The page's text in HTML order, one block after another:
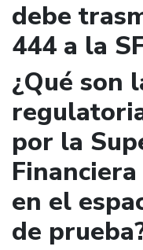
debe
444 a la
¿Qué son
por la
en el
de